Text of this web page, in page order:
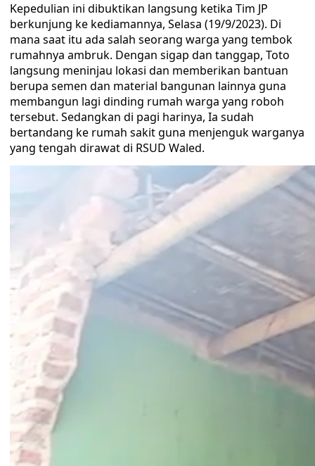
Kepedulian ini dibuktikan langsung ketika Tim JP
berkunjung ke kediamannya, Selasa (19/9/2023). Di
mana saat itu ada salah seorang warga yang tembok
rumahnya ambruk. Dengan sigap dan tanggap, Toto
langsung meninjau lokasi dan memberikan bantuan
berupa semen dan material bangunan lainnya guna
membangun lagi dinding rumah warga yang roboh
tersebut. Sedangkan di pagi harinya, Ia sudah
bertandang ke rumah sakit guna menjenguk warganya
yang tengah dirawat di RSUD Waled.